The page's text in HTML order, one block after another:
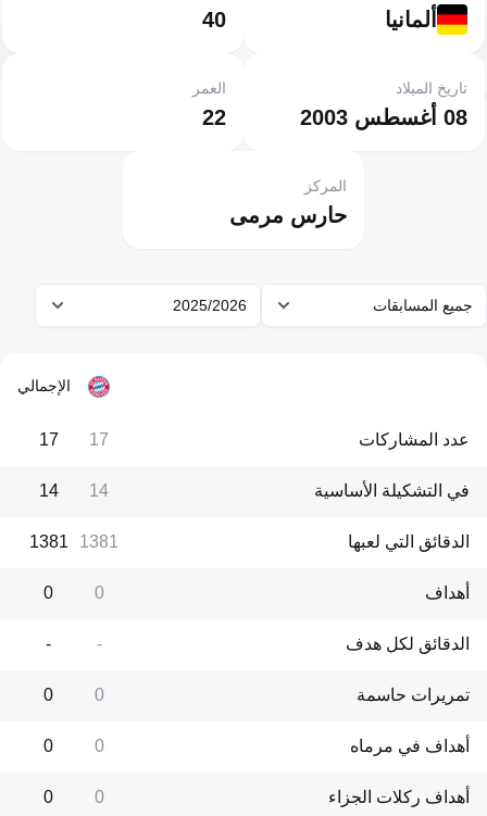
ألمانيا 40
08 أغسطس 2003
تاريخ الميلاد
22
العمر
حارس مرمى
المركز
جميع المسابقات 2025/2026
الإجمالي
عدد المشاركات 17
17
في التشكيلة الأساسية 14
14
الدقائق التي لعبها 1381
1381
أهداف 0
0
الدقائق لكل هدف -
-
تمريرات حاسمة 0
0
أهداف في مرماه 0
0
أهداف ركلات الجزاء 0
0